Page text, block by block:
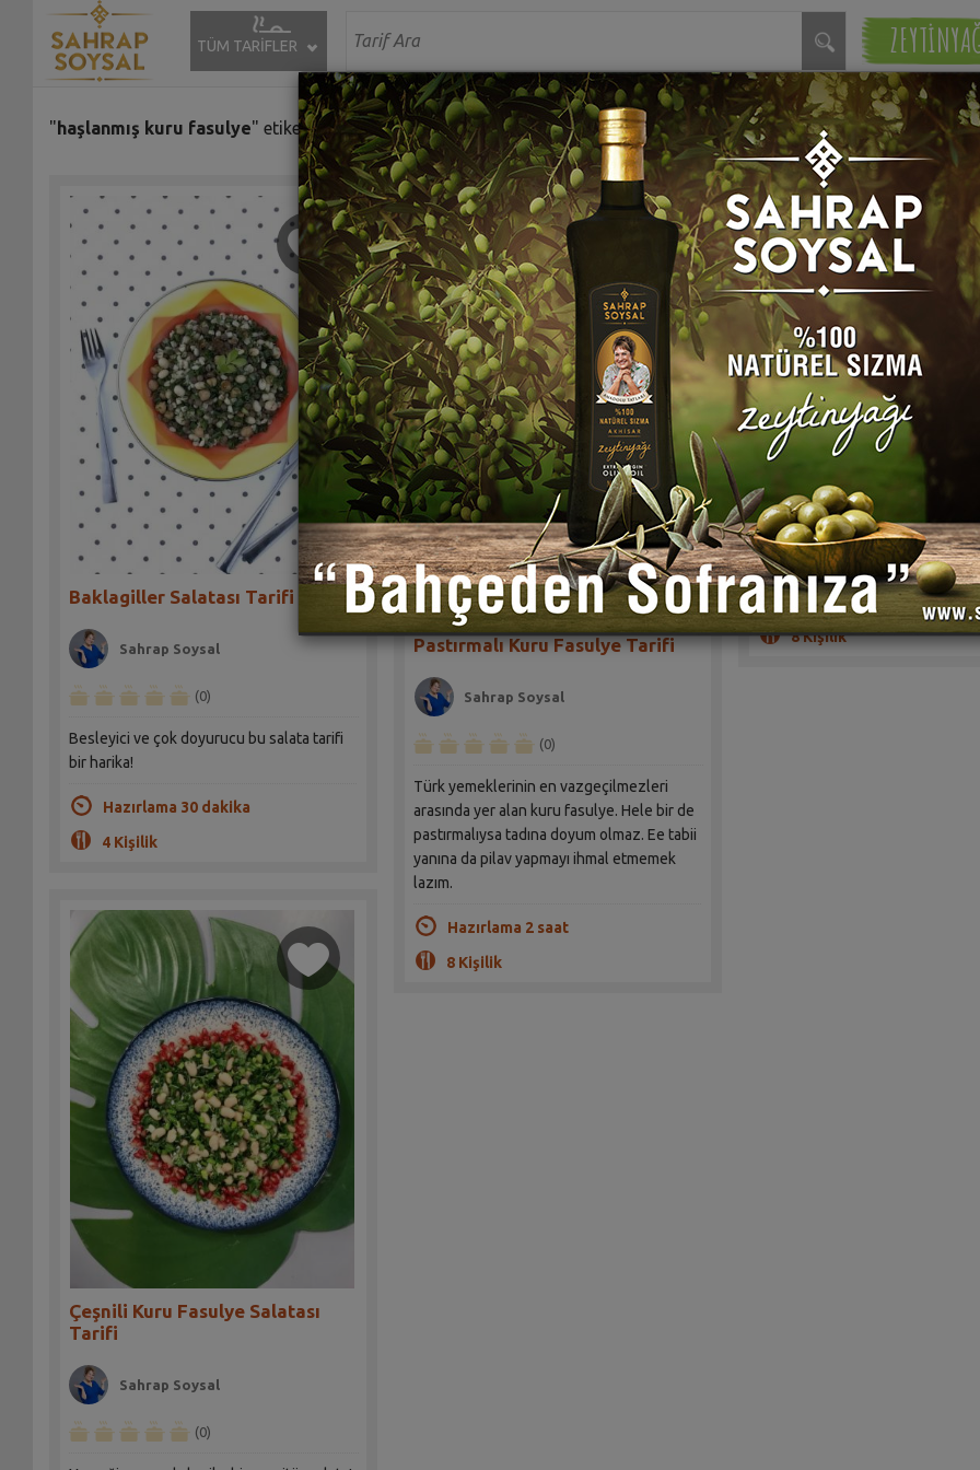
TÜM TARİFLER
"haşlanmış kuru fasulye" etiketiyle eşleşen (4) tarif bulundu.
Baklagiller Salatası Tarifi
Sahrap Soysal
(0)
Besleyici ve çok doyurucu bu salata tarifi
bir harika!
Hazırlama 30 dakika
4 Kişilik
Çeşnili Kuru Fasulye Salatası
Tarifi
Sahrap Soysal
(0)
Pastırmalı Kuru Fasulye Tarifi
Sahrap Soysal
(0)
Türk yemeklerinin en vazgeçilmezleri
arasında yer alan kuru fasulye. Hele bir de
pastırmalıysa tadına doyum olmaz. Ee tabii
yanına da pilav yapmayı ihmal etmemek
lazım.
Hazırlama 2 saat
8 Kişilik
Kişnişli Sebze Çorbası
Çok zengin bir sebzeli çorba
Hazırlama 30 dakika
8 Kişilik